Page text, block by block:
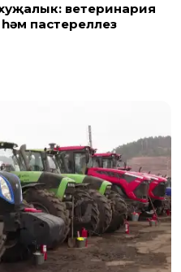
ветеринария
пастереллез